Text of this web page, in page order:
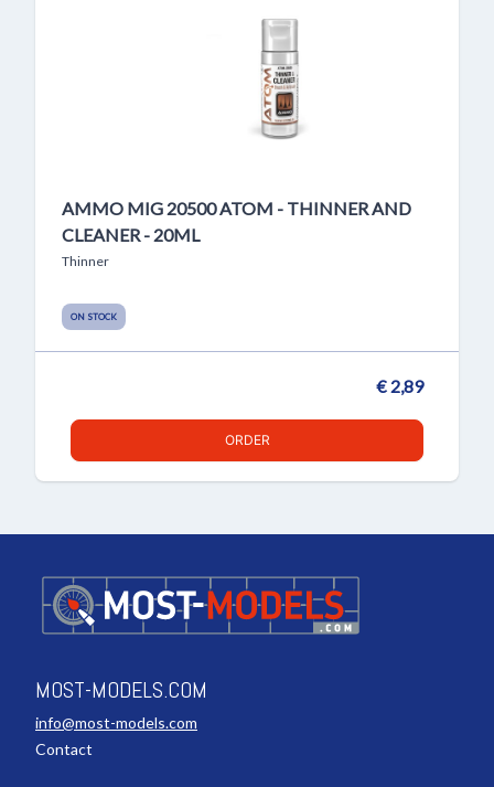
AMMO MIG 20500 ATOM - THINNER AND
CLEANER - 20ML
Thinner
ON STOCK
€ 2,89
ORDER
MOST-MODELS.COM
info@most-models.com
Contact